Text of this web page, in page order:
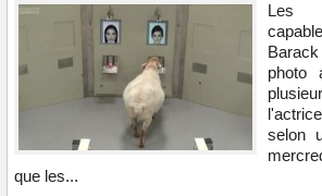
Les
photo
selon
que les...